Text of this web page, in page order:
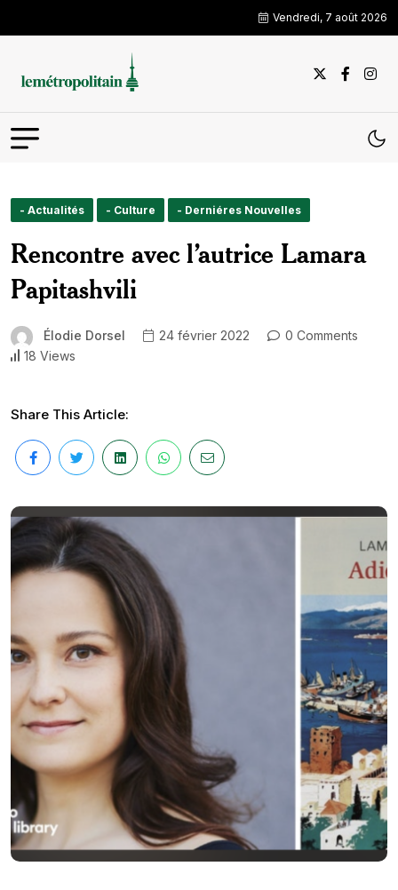
Vendredi, 7 août 2026
- Actualités - Culture - Derniéres Nouvelles
Rencontre avec l’autrice Lamara
Papitashvili
Élodie Dorsel 24 février 2022
0 Comments
18 Views
Share This Article: